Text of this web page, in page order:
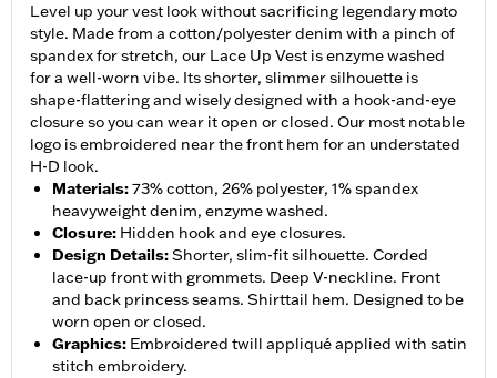
Level up your vest look without sacrificing legendary moto
style. Made from a cotton/polyester denim with a pinch of
spandex for stretch, our Lace Up Vest is enzyme washed
for a well-worn vibe. Its shorter, slimmer silhouette is
shape-flattering and wisely designed with a hook-and-eye
closure so you can wear it open or closed. Our most notable
logo is embroidered near the front hem for an understated
H-D look.
Materials:73% cotton, 26% polyester, 1% spandex
heavyweight denim, enzyme washed.
Closure: Hidden hook and eye closures.
Design Details:Shorter, slim-fit silhouette. Corded
lace-up front with grommets. Deep V-neckline. Front
and back princess seams. Shirttail hem. Designed to be
worn open or closed.
Graphics: Embroidered twill appliqué applied with satin
stitch embroidery.